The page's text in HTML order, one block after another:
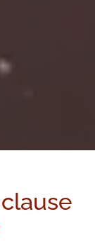
clause